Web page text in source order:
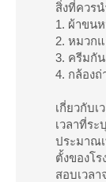
สิ่งที่ควร
1. ผ้าขน
2. หมวก
3. ครีมกั
4. กล้องถ่
เกี่ยวกับเ
เวลาที่ระ
ประมาณ
ตั้งของโ
สอบเวล